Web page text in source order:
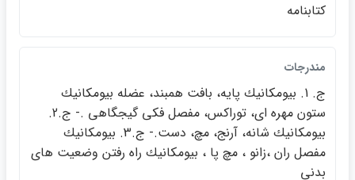
كتابنامه
مندرجات
ج. 1. بيومكانيك پايه، بافت همبند، عضله بيومكانيك
ستون مهره اي، توراكس، مفصل فكي گيجگاهي .- ج.2.
بيومكانيك شانه، آرنج، مچ، دست.- ج.3. بيومكانيك
مفصل ران ،زانو ، مچ پا ، بيومكانيك راه رفتن وضعيت هاي
بدني